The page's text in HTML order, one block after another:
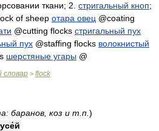
ткани; 2. стригальный кноп;
of sheep отара овец @coating
@cutting flocks стригальный пух
пух @staffing flocks волокнистый
шерстяные угары @
словар > flock
баранов, коз и т.п. )